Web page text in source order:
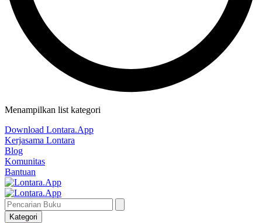
Menampilkan list kategori
Download Lontara.App
Kerjasama Lontara
Blog
Komunitas
Bantuan
Kategori